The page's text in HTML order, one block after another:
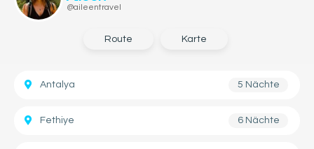
@aileentravel
Route Karte
Antalya 5 Nächte
Fethiye 6 Nächte